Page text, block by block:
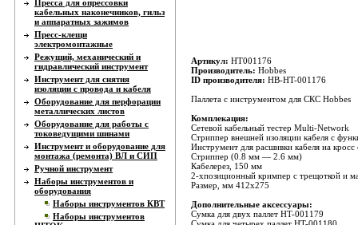
Пресса для опрессовки
кабельных наконечников, гильз
и аппаратных зажимов
Пресс-клещи
электромонтажные
Режущий, механический и
гидравлический инструмент
Инструмент для снятия
изоляции с провода и кабеля
Оборудование для перфорации
металлических листов
Оборудование для работы с
токоведущими шинами
Инструмент и оборудование для
монтажа (ремонта) ВЛ и СИП
Ручной инструмент
Наборы инструментов и
оборудования
Наборы инструментов КВТ
Наборы инструментов
Артикул: HT001176
Производитель: Hobbes
ID производителя: HB-HT-001176
Паллета с инструментом для СКС Hobbes
Комплекация:
Сетевой кабельный тестер Multi-Network
Стриппер внешней изоляции кабеля с
Инструмент для расшивки кабеля на
Стриппер (0.8 мм — 2.6 мм)
Кабелерез, 150 мм
2-хпозиционный кримпер с трещоткой и
Размер, мм 412x275
Дополнительные аксессуары:
Сумка для двух паллет HT-001179